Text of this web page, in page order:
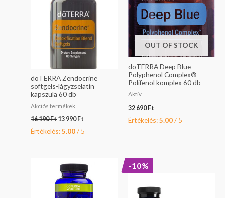
doTERRA Zendocrine
softgels-lágyzselatin
kapszula 60 db
Akciós termékek
16 190Ft
190 Ft.
13 990 Ft
990 Ft.
Értékelés:5.00/ 5
OUT OF STOCK
doTERRA Deep Blue
Polyphenol Complex®-
Polifenol komplex 60 db
Aktív
32 690Ft
Értékelés:5.00/ 5
-10%
23
290 Ft.